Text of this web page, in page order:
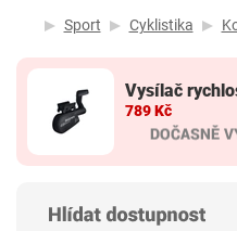
Sport Cyklistika
Vysílač
789 Kč